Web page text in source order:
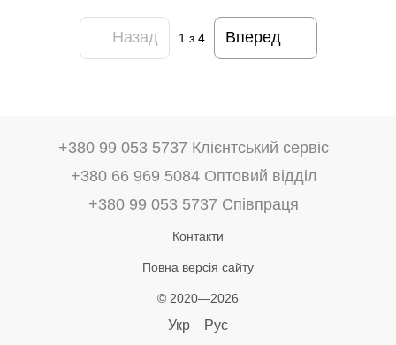
Назад 1 з 4 Вперед
+380 99 053 5737 Клієнтський сервіс
+380 66 969 5084 Оптовий відділ
+380 99 053 5737 Співпраця
Контакти
Повна версія сайту
© 2020—2026
Укр Рус